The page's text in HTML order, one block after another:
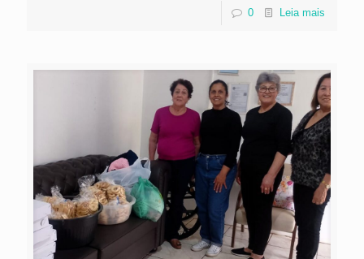
0 Leia mais